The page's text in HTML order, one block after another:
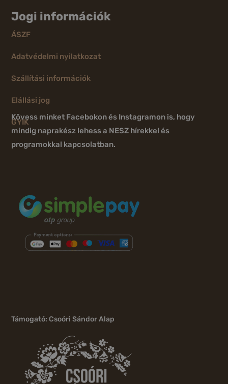
Jogi információk
ÁSZF
Adatvédelmi nyilatkozat
Szállítási információk
Elállási jog
GYIK
Kövess minket Facebokon és Instagramon is, hogy
mindig naprakész lehess a NESZ hírekkel és
programokkal kapcsolatban.
Támogató: Csoóri Sándor Alap